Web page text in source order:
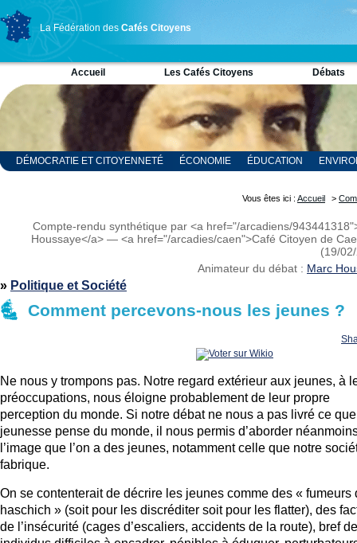
La Fédération des Cafés Citoyens
Accueil Les Cafés Citoyens Débats
DÉMOCRATIE ET CITOYENNETÉ ÉCONOMIE ÉDUCATION
Vous êtes ici : Accueil >
Compte-rendu synthétique par <a href="/arcadiens/
Houssaye</a> — <a href="/arcadies/caen">Café Citoyen de
(19/
Animateur du débat : Marc
» Politique et Société
Comment percevons-nous les jeunes ?
Ne nous y trompons pas. Notre regard extérieur aux jeunes, à
préoccupations, nous éloigne probablement de leur propre
perception du monde. Si notre débat ne nous a pas livré ce
jeunesse pense du monde, il nous permis d’aborder
l’image que l’on a des jeunes, notamment celle que notre
fabrique.
On se contenterait de décrire les jeunes comme des « fumeurs
haschich » (soit pour les discréditer soit pour les flatter), des
de l’insécurité (cages d’escaliers, accidents de la route), bref